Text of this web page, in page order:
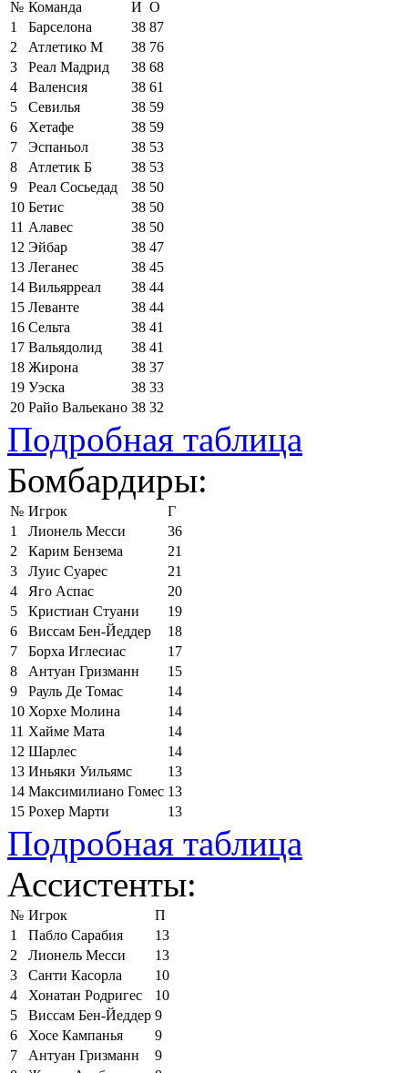
№ Команда И О
1
Барселона 38 87
2
Атлетико М 38 76
3
Реал Мадрид 38 68
4
Валенсия 38 61
5
Севилья 38 59
6
Хетафе 38 59
7
Эспаньол 38 53
8
Атлетик Б 38 53
9
Реал Сосьедад 38 50
10 Бетис 38 50
11 Алавес 38 50
12 Эйбар 38 47
13 Леганес 38 45
14 Вильярреал 38 44
15 Леванте 38 44
16 Сельта 38 41
17 Вальядолид 38 41
18 Жирона 38 37
19 Уэска 38 33
20 Райо Вальекано 38 32
Подробная таблица
Бомбардиры:
№ Игрок
Г
1
Лионель Месси
36
2
Карим Бензема
21
3
Луис Суарес
21
4
Яго Аспас
20
5
Кристиан Стуани
19
6
Виссам Бен-Йеддер
18
7
Борха Иглесиас
17
8
Антуан Гризманн
15
9
Рауль Де Томас
14
10 Хорхе Молина
14
11 Хайме Мата
14
12 Шарлес
14
13 Иньяки Уильямс
13
14 Максимилиано Гомес 13
15 Рохер Марти 13
Подробная таблица
Ассистенты:
№ Игрок
П
1
Пабло Сарабия
13
2
Лионель Месси
13
3
Санти Касорла
10
4
Хонатан Родригес
10
5
Виссам Бен-Йеддер 9
6
Хосе Кампанья
9
7
Антуан Гризманн
9